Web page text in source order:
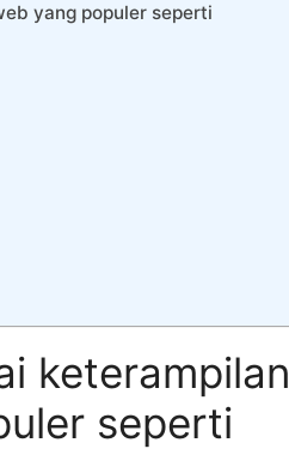
yang populer seperti
keterampilan
seperti